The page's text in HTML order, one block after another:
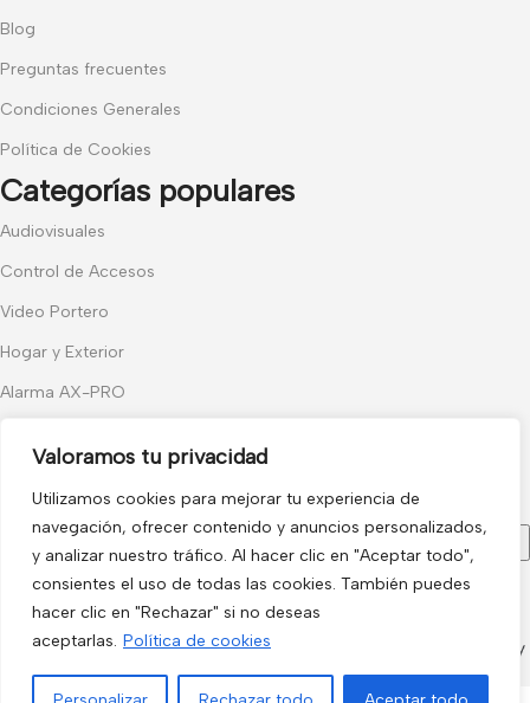
Valoramos tu privacidad
Utilizamos cookies para mejorar tu experiencia de
navegación, ofrecer contenido y anuncios personalizados,
y analizar nuestro tráfico. Al hacer clic en "Aceptar todo",
consientes el uso de todas las cookies. También puedes
hacer clic en "Rechazar" si no deseas
aceptarlas. Política de cookies
Blog
Preguntas frecuentes
Condiciones Generales
Política de Cookies
Categorías populares
Audiovisuales
Control de Accesos
Video Portero
Hogar y Exterior
Alarma AX-PRO
Únete a nuestras novedades
Recibe las últimas novedades y promociones.
Usado de acuerdo con nuestraPolítica de privacidad
electro3 ©
2026.